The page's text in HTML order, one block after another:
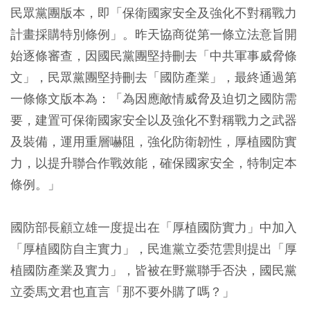
民眾黨團版本，即「保衛國家安全及強化不對稱戰力
計畫採購特別條例」。昨天協商從第一條立法意旨開
始逐條審查，因國民黨團堅持刪去「中共軍事威脅條
文」，民眾黨團堅持刪去「國防產業」，最終通過第
一條條文版本為：「為因應敵情威脅及迫切之國防需
要，建置可保衛國家安全以及強化不對稱戰力之武器
及裝備，運用重層嚇阻，強化防衛韌性，厚植國防實
力，以提升聯合作戰效能，確保國家安全，特制定本
條例。」
國防部長顧立雄一度提出在「厚植國防實力」中加入
「厚植國防自主實力」，民進黨立委范雲則提出「厚
植國防產業及實力」，皆被在野黨聯手否決，國民黨
立委馬文君也直言「那不要外購了嗎？」